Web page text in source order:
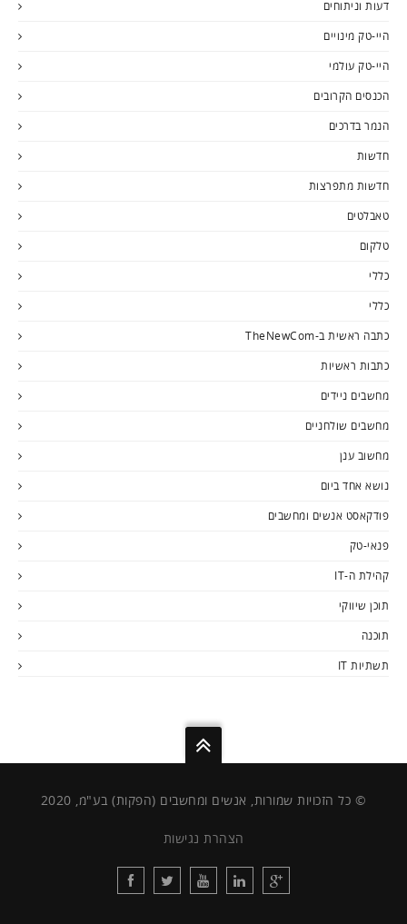
דעות וניתוחים
היי-טק מינויים
היי-טק עולמי
הכנסים הקרובים
הנמר בדרכים
חדשות
חדשות מתפרצות
טאבלטים
טלקום
כללי
כללי
כתבה ראשית ב-TheNewCom
כתבות ראשיות
מחשבים ניידים
מחשבים שולחניים
מחשוב ענן
נושא אחד ביום
פודקאסט אנשים ומחשבים
פנאי-טק
קהילת ה-IT
תוכן שיווקי
תוכנה
תשתיות IT
© כל הזכויות שמורות, אנשים ומחשבים (הפקות) בע"מ, 2020
הצהרת נגישות